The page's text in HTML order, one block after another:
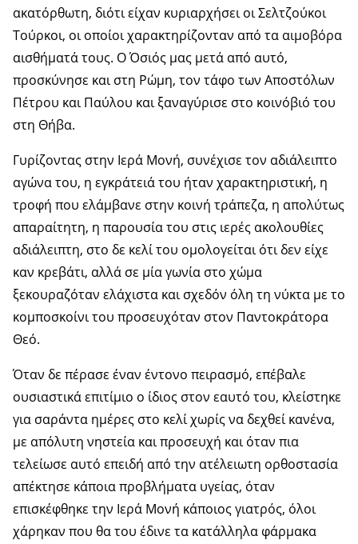
ακατόρθωτη, διότι είχαν κυριαρχήσει οι Σελτζούκοι
Τούρκοι, οι οποίοι χαρακτηρίζονταν από τα αιμοβόρα
αισθήματά τους. Ο Όσιός μας μετά από αυτό,
προσκύνησε και στη Ρώμη, τον τάφο των Αποστόλων
Πέτρου και Παύλου και ξαναγύρισε στο κοινόβιό του
στη Θήβα.
Γυρίζοντας στην Ιερά Μονή, συνέχισε τον αδιάλειπτο
αγώνα του, η εγκράτειά του ήταν χαρακτηριστική, η
τροφή που ελάμβανε στην κοινή τράπεζα, η απολύτως
απαραίτητη, η παρουσία του στις ιερές ακολουθίες
αδιάλειπτη, στο δε κελί του ομολογείται ότι δεν είχε
καν κρεβάτι, αλλά σε μία γωνία στο χώμα
ξεκουραζόταν ελάχιστα και σχεδόν όλη τη νύκτα με το
κομποσκοίνι του προσευχόταν στον Παντοκράτορα
Θεό.
Όταν δε πέρασε έναν έντονο πειρασμό, επέβαλε
ουσιαστικά επιτίμιο ο ίδιος στον εαυτό του, κλείστηκε
για σαράντα ημέρες στο κελί χωρίς να δεχθεί κανένα,
με απόλυτη νηστεία και προσευχή και όταν πια
τελείωσε αυτό επειδή από την ατέλειωτη ορθοστασία
απέκτησε κάποια προβλήματα υγείας, όταν
επισκέφθηκε την Ιερά Μονή κάποιος γιατρός, όλοι
χάρηκαν που θα του έδινε τα κατάλληλα φάρμακα